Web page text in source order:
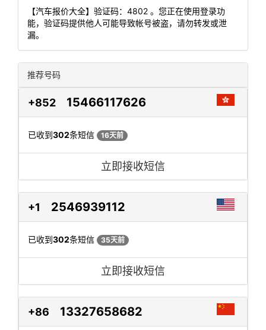
【汽车报价大全】验证码：4802 。您正在使用登录功
能，验证码提供他人可能导致帐号被盗，请勿转发或泄
漏。
推荐号码
+852 15466117626
已收到302条短信 16天前
立即接收短信
+1 2546939112
已收到302条短信 35天前
立即接收短信
+86 13327658682